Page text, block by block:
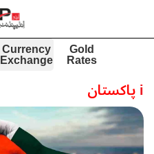
Gold
Rates
Currency
Exchange
iپاکستان